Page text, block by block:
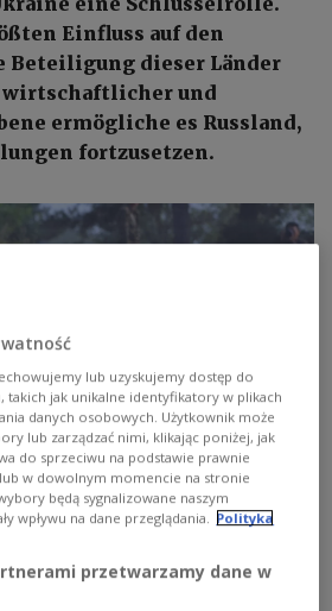
Einfluss auf den
Beteiligung dieser Länder
und
ermögliche es Russland,
fortzusetzen.
Foreign Affairs zufolge, übernehmen
der Iran, Nordkorea sowie die Türkei und
andauernden Konflikts in der Ukraine eine
Iran und Nordkorea
lub uzyskujemy dostęp do
takich jak unikalne identyfikatory w plikach
danych osobowych. Użytkownik może
lub zarządzać nimi, klikając poniżej, jak
do sprzeciwu na podstawie prawnie
w dowolnym momencie na stronie
będą sygnalizowane naszym
wpływu na dane przeglądania. Polityka
przetwarzamy dane w